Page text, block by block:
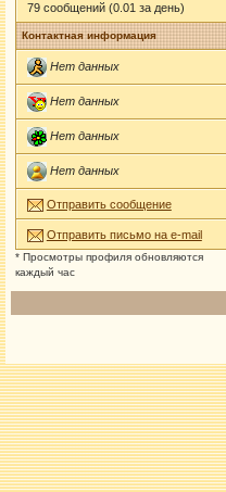
79 сообщений (0.01 за день)
Контактная информация
Нет данных
Нет данных
Нет данных
Нет данных
Отправить сообщение
Отправить письмо на e-mail
* Просмотры профиля обновляются
каждый час